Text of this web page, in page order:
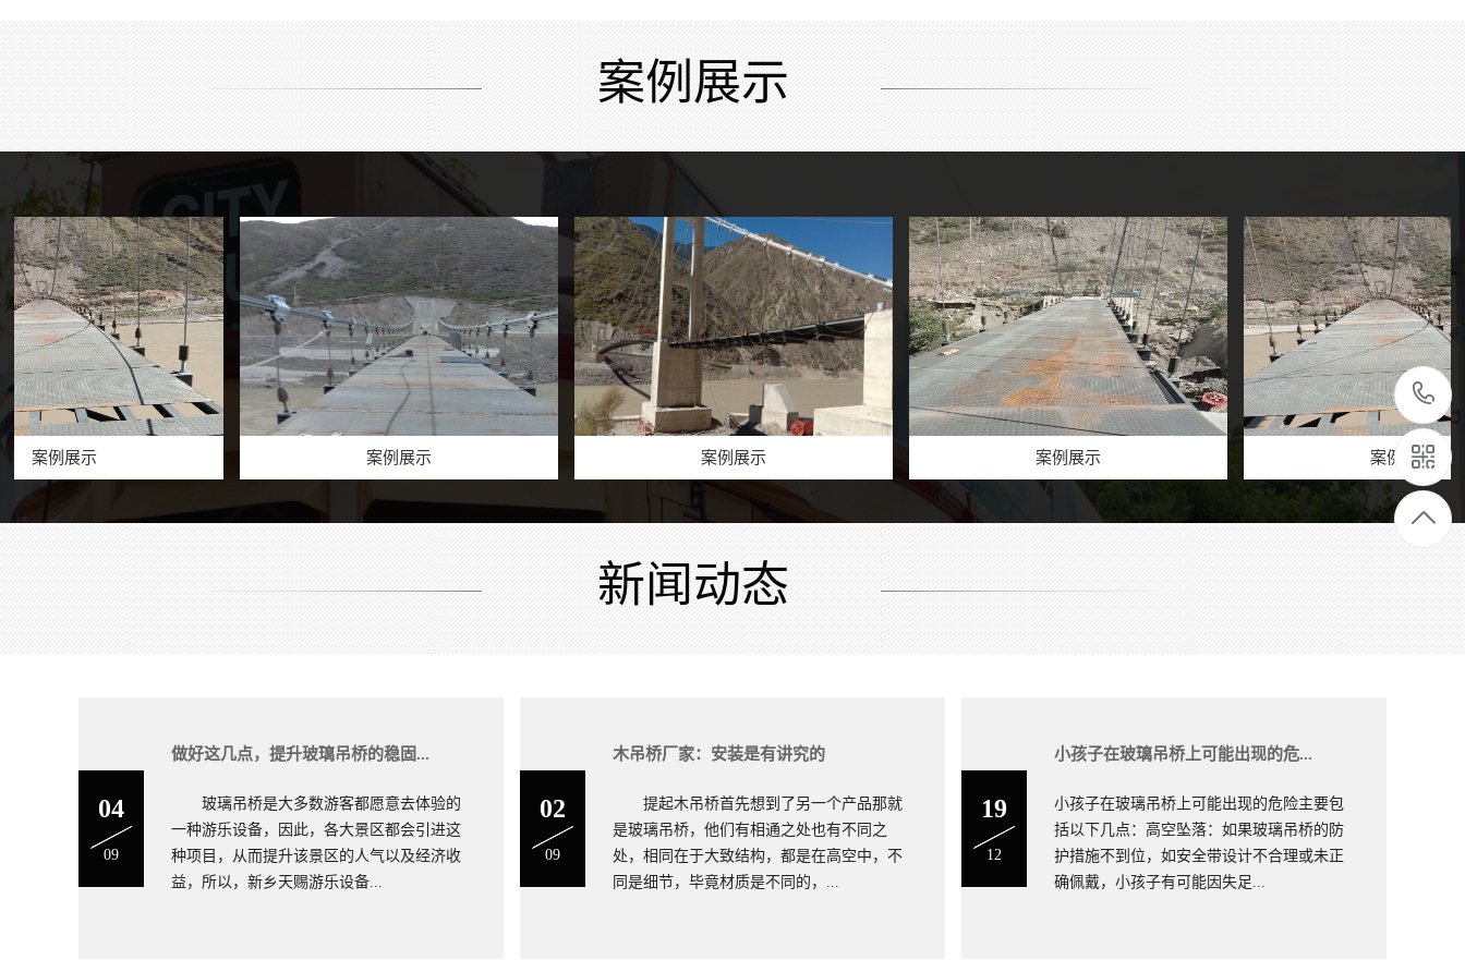
景观木板吊桥 吊桥配件厂家 吊桥配件厂家电话
七彩滑道厂家价格 七彩滑道厂家安装 景区丛林穿越
案例展示
新闻动态
04
09
做好这几点，提升玻璃吊桥的稳固...
玻璃吊桥是大多数游客都愿意去体验的
一种游乐设备，因此，各大景区都会引进这
种项目，从而提升该景区的人气以及经济收
益，所以，新乡天赐游乐设备...
02
09
木吊桥厂家：安装是有讲究的
提起木吊桥首先想到了另一个产品那就
是玻璃吊桥，他们有相通之处也有不同之
处，相同在于大致结构，都是在高空中，不
同是细节，毕竟材质是不同的，...
19
12
小孩子在玻璃吊桥上可能出现的危...
小孩子在玻璃吊桥上可能出现的危险主要包
括以下几点：高空坠落：如果玻璃吊桥的防
护措施不到位，如安全带设计不合理或未正
确佩戴，小孩子有可能因失足...